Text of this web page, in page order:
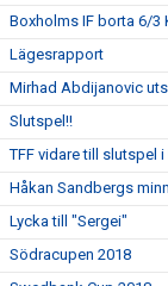
Boxholms IF borta 6/3
Lägesrapport
Mirhad Abdijanovic
Slutspel!!
TFF vidare till slutspel
Håkan Sandbergs
Lycka till "Sergei"
Södracupen 2018